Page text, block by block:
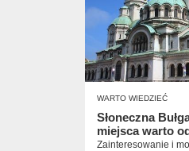
WARTO WIEDZIEĆ
Słoneczna
miejsca warto
Zainteresowanie i